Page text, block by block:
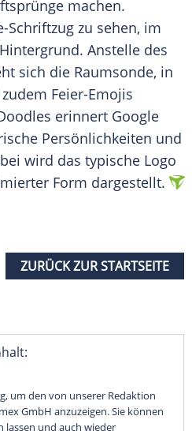
machen.
Schriftzug zu sehen, im
Anstelle des
sich die Raumsonde, in
Feier-Emojis
erinnert Google
Persönlichkeiten und
wird das typische Logo
Form dargestellt.
ZURÜCK ZUR STARTSEITE
um den von unserer Redaktion
GmbH anzuzeigen. Sie können
lassen und auch wieder